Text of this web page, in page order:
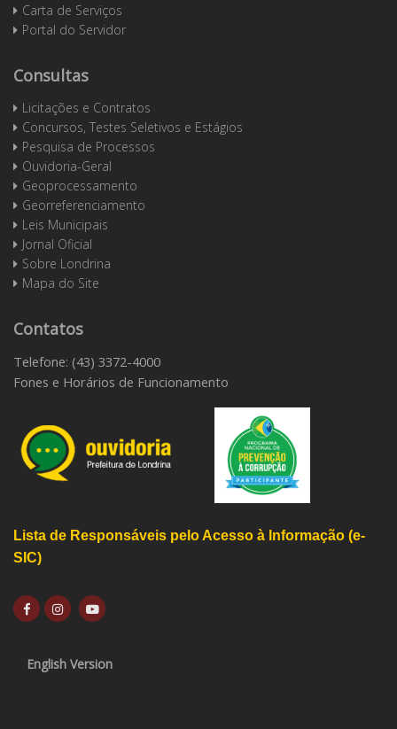
Carta de Serviços
Portal do Servidor
Consultas
Licitações e Contratos
Concursos, Testes Seletivos e Estágios
Pesquisa de Processos
Ouvidoria-Geral
Geoprocessamento
Georreferenciamento
Leis Municipais
Jornal Oficial
Sobre Londrina
Mapa do Site
Contatos
Telefone: (43) 3372-4000
Fones e Horários de Funcionamento
Lista de Responsáveis pelo Acesso à Informação (e-
SIC)
English Version